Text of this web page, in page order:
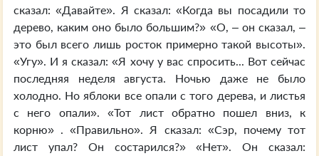
сказал: «Давайте». Я сказал: «Когда вы посадили то
дерево, каким оно было большим?» «О, – он сказал, –
это был всего лишь росток примерно такой высоты».
«Угу». И я сказал: «Я хочу у вас спросить... Вот сейчас
последняя неделя августа. Ночью даже не было
холодно. Но яблоки все опали с того дерева, и листья
с него опали». «Тот лист обратно пошел вниз, к
корню» . «Правильно». Я сказал: «Сэр, почему тот
лист упал? Он состарился?» «Нет». Он сказал: